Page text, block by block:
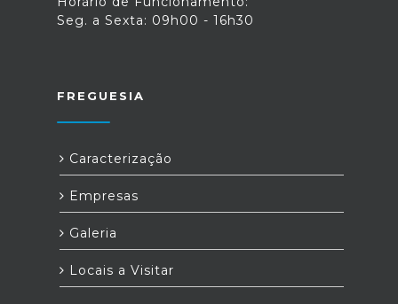
Seg. a Sexta: 09h00 - 16h30
FREGUESIA
Caracterização
Empresas
Galeria
Locais a Visitar